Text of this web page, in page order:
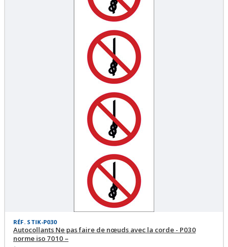
RÉF. STIK-P030
Autocollants Ne pas faire de nœuds avec la corde - P030
norme iso 7010 –